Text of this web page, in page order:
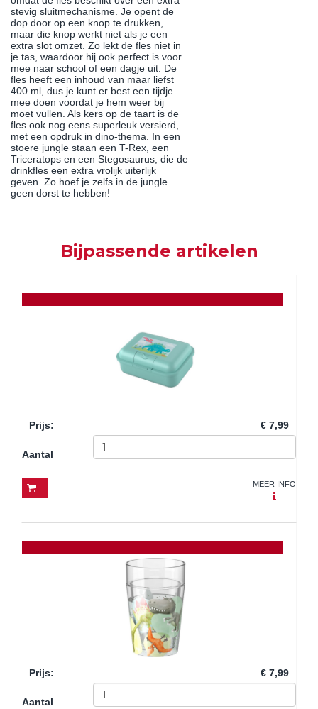
stevig sluitmechanisme. Je opent de
dop door op een knop te drukken,
maar die knop werkt niet als je een
extra slot omzet. Zo lekt de fles niet in
je tas, waardoor hij ook perfect is voor
mee naar school of een dagje uit. De
fles heeft een inhoud van maar liefst
400 ml, dus je kunt er best een tijdje
mee doen voordat je hem weer bij
moet vullen. Als kers op de taart is de
fles ook nog eens superleuk versierd,
met een opdruk in dino-thema. In een
stoere jungle staan een T-Rex, een
Triceratops en een Stegosaurus, die de
drinkfles een extra vrolijk uiterlijk
geven. Zo hoef je zelfs in de jungle
geen dorst te hebben!
Bijpassende artikelen
Prijs: € 7,99
Aantal
MEER INFO
Prijs: € 7,99
Aantal